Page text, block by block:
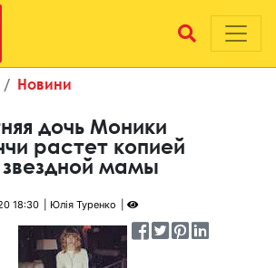
Новини
дочь Моники
растет копией
мамы
18:30 Юлія Туренко